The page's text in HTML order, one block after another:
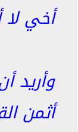
أخي لا
وأريد
أثمن